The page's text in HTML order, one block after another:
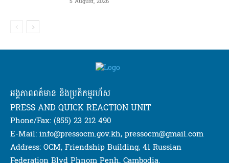
អង្គភាពពត៌មាន និងប្រតិកម្មរហ័ស
PRESS AND QUICK REACTION UNIT
Phone/Fax: (855) 23 212 490
E-Mail: info@pressocm.gov.kh, pressocm@gmail.com
Address: OCM, Friendship Building, 41 Russian